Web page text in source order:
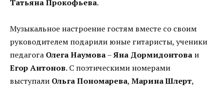
Татьяна Прокофьева.
Музыкальное настроение гостям вместе со своим
руководителем подарили юные гитаристы, ученики
педагога Олега Наумова–Яна Дормидонтова и
Егор Антонов. С поэтическими номерами
выступали Ольга Пономарева, Марина Шлерт,